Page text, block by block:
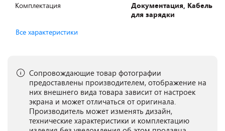
Комплектация
Документация, Кабель
для зарядки
Все характеристики
Сопровождающие товар фотографии
предоставлены производителем, отображение на
них внешнего вида товара зависит от настроек
экрана и может отличаться от оригинала.
Производитель может изменять дизайн,
технические характеристики и комплектацию